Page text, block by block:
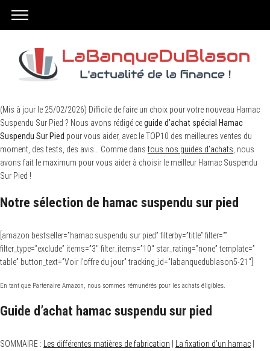
(Mis à jour le 25/02/2026) Difficile de faire un choix pour votre nouveau Hamac
Suspendu Sur Pied ? Nous avons rédigé ceguide d’achat spécial Hamac
Suspendu Sur Pied pour vous aider, avec le TOP10 des meilleures ventes du
moment, des tests, des avis… Comme dans tous nos guides d’achats , nous
avons fait le maximum pour vous aider à choisir le meilleur Hamac Suspendu
Sur Pied !
Notre sélection de hamac suspendu sur pied
[amazon bestseller=”hamac suspendu sur pied” filterby=”title” filter=””
filter_type=”exclude” items=”3″ filter_items=”10″ star_rating=”none” template=”
table” button_text=”Voir l’offre du jour” tracking_id=”labanquedublason5-21″]
En tant que Partenaire Amazon, nous sommes rémunérés pour les achats éligibles.
Guide d’achat hamac suspendu sur pied
SOMMAIRE : Les différentes matières de fabrication La fixation d’un hamac